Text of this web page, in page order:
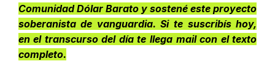
Comunidad Dólar Barato y sostené este proyecto
soberanista de vanguardia. Si te suscribís hoy,
en el transcurso del día te llega mail con el texto
completo.